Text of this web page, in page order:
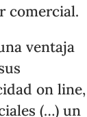
comercial.
ventaja
on line,
(…) un